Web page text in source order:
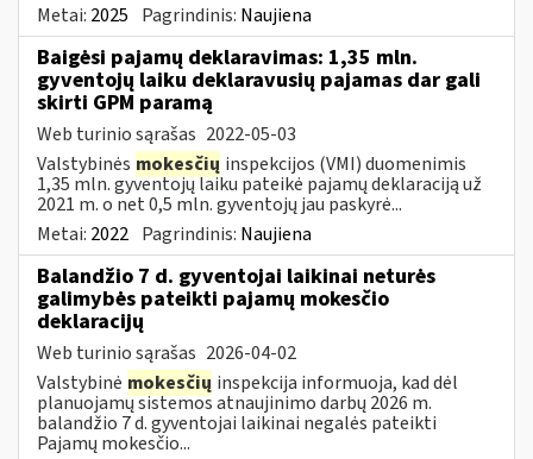
Metai: 2025 Pagrindinis: Naujiena
Baigėsi pajamų deklaravimas: 1,35 mln.
gyventojų laiku deklaravusių pajamas dar gali
skirti GPM paramą
Web turinio sąrašas 2022-05-03
Valstybinės mokesčių inspekcijos (VMI) duomenimis
1,35 mln. gyventojų laiku pateikė pajamų deklaraciją už
2021 m. o net 0,5 mln. gyventojų jau paskyrė...
Metai: 2022 Pagrindinis: Naujiena
Balandžio 7 d. gyventojai laikinai neturės
galimybės pateikti pajamų mokesčio
deklaracijų
Web turinio sąrašas 2026-04-02
Valstybinė mokesčių inspekcija informuoja, kad dėl
planuojamų sistemos atnaujinimo darbų 2026 m.
balandžio 7 d. gyventojai laikinai negalės pateikti
Pajamų mokesčio...